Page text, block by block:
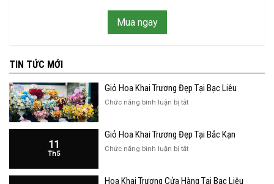
Mua ngay
TIN TỨC MỚI
Giỏ Hoa Khai Trương Đẹp Tại Bạc Liêu
Chức năng bình luận bị tắtở
Khai
Đẹp
11
Th5
Giỏ Hoa Khai Trương Đẹp Tại Bắc Kạn
Chức năng bình luận bị tắtở
Khai
Hoa Khai Trương Cửa Hàng Tại Bạc Liêu